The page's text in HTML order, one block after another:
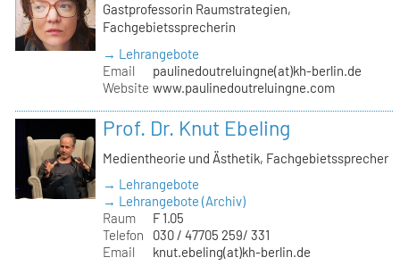
Gastprofessorin Raumstrategien,
Fachgebietssprecherin
→ Lehrangebote
Email
paulinedoutreluingne(at)kh-berlin.de
Website www.paulinedoutreluingne.com
Prof. Dr. Knut Ebeling
Medientheorie und Ästhetik, Fachgebietssprecher
→ Lehrangebote
→ Lehrangebote (Archiv)
Raum
F 1.05
Telefon
030 / 47705 259/ 331
Email
knut.ebeling(at)kh-berlin.de